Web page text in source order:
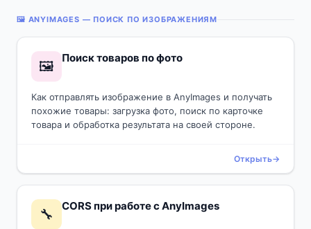
🖼️ ANYIMAGES — ПОИСК ПО ИЗОБРАЖЕНИЯМ
🖼️
Поиск товаров по фото
Как отправлять изображение в AnyImages и получать
похожие товары: загрузка фото, поиск по карточке
товара и обработка результата на своей стороне.
Открыть
🔧
CORS при работе с AnyImages